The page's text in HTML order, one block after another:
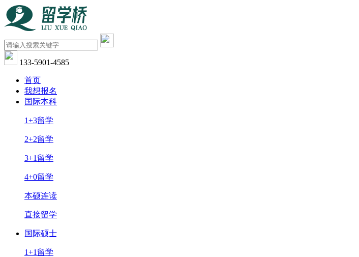
133-5901-4585
首页
我想报名
国际本科
1+3留学
2+2留学
3+1留学
4+0留学
本硕连读
直接留学
国际硕士
1+1留学